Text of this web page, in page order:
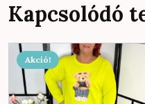
Kapcsolódó
Akció!